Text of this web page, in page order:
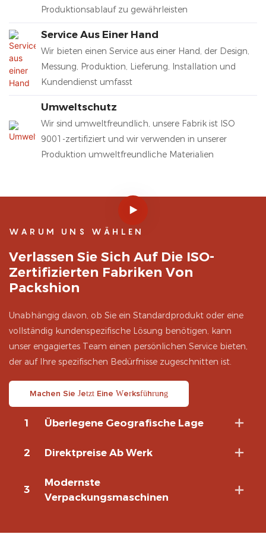
Produktionsablauf zu gewährleisten
Service Aus Einer Hand
Wir bieten einen Service aus einer Hand, der Design,
Messung, Produktion, Lieferung, Installation und
Kundendienst umfasst
Umweltschutz
Wir sind umweltfreundlich, unsere Fabrik ist ISO
9001-zertifiziert und wir verwenden in unserer
Produktion umweltfreundliche Materialien
WARUM UNS WÄHLEN
Verlassen Sie Sich Auf Die ISO-
Zertifizierten Fabriken Von
Packshion
Unabhängig davon, ob Sie ein Standardprodukt oder eine
vollständig kundenspezifische Lösung benötigen, kann
unser engagiertes Team einen persönlichen Service bieten,
der auf Ihre spezifischen Bedürfnisse zugeschnitten ist.
Machen Sie Jetzt Eine Werksführung
1 Überlegene Geografische Lage
2 Direktpreise Ab Werk
3
Modernste
Verpackungsmaschinen